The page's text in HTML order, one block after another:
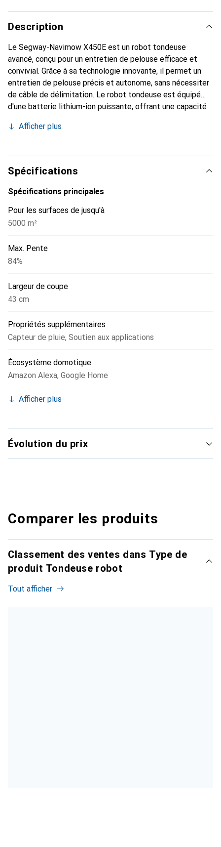
Description
Le Segway-Navimow X450E est un robot tondeuse
avancé, conçu pour un entretien de pelouse efficace et
convivial. Grâce à sa technologie innovante, il permet un
entretien de pelouse précis et autonome, sans nécessiter
de câble de délimitation. Le robot tondeuse est équipé
d'une batterie lithium-ion puissante, offrant une capacité
fonctionnement de plusieurs heures. Grâce à sa
s'intègre facilement dans les systèmes existants, y
compris Amazon Alexa et Google Home, ce qui permet un
contrôle et une programmation simples par commandes
vocales. Le capteur de pluie intégré garantit que le robot
ainsi la pelouse et prolongeant la durée de vie de l'appareil.
Avec un niveau de pression acoustique de 68 dB, le X450E
du jardin.
Afficher plus
Spécifications
Spécifications principales
Pour les surfaces de jusqu'à
5000 m²
Max. Pente
84%
Largeur de coupe
43 cm
Propriétés supplémentaires
Capteur de pluie, Soutien aux applications
Écosystème domotique
Amazon Alexa, Google Home
Afficher plus
Évolution du prix
Comparer les produits
Classement des ventes dans Type de
produit Tondeuse robot
Tout afficher